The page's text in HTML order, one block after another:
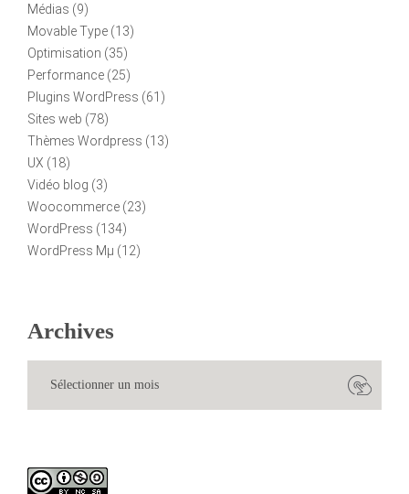
Médias (9)
Movable Type (13)
Optimisation (35)
Performance (25)
Plugins WordPress (61)
Sites web (78)
Thèmes Wordpress (13)
UX (18)
Vidéo blog (3)
Woocommerce (23)
WordPress (134)
WordPress Mµ (12)
Archives